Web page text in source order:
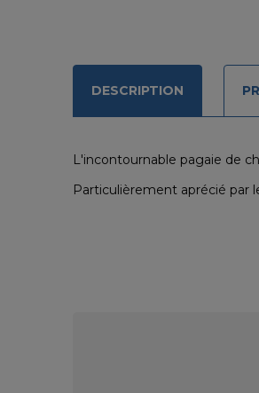
DESCRIPTION
L'incontournable pagaie de
Particulièrement aprécié par